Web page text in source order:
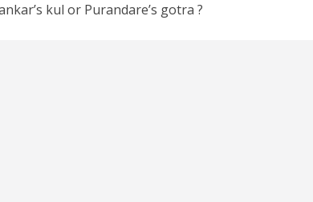
kul or Purandare’s gotra ?